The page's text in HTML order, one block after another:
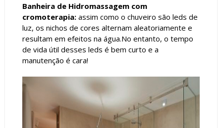
Banheira de Hidromassagem com
cromoterapia: assim como o chuveiro são leds de
luz, os nichos de cores alternam aleatoriamente e
resultam em efeitos na água.No entanto, o tempo
de vida útil desses leds é bem curto e a
manutenção é cara!